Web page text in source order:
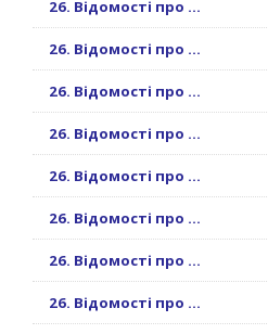
26. Відомості про ...
26. Відомості про ...
26. Відомості про ...
26. Відомості про ...
26. Відомості про ...
26. Відомості про ...
26. Відомості про ...
26. Відомості про ...